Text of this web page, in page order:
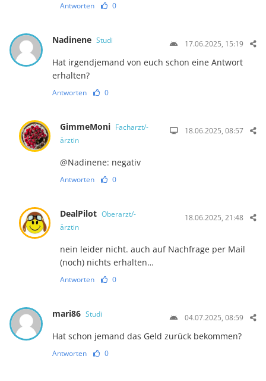
Antworten 0
Nadinene Studi 17.06.2025, 15:19
Hat irgendjemand von euch schon eine Antwort
erhalten?
Antworten 0
GimmeMoni Facharzt/-
ärztin
18.06.2025, 08:57
@Nadinene: negativ
Antworten 0
DealPilot Oberarzt/-
ärztin
18.06.2025, 21:48
nein leider nicht. auch auf Nachfrage per Mail
(noch) nichts erhalten…
Antworten 0
mari86 Studi 04.07.2025, 08:59
Hat schon jemand das Geld zurück bekommen?
Antworten 0